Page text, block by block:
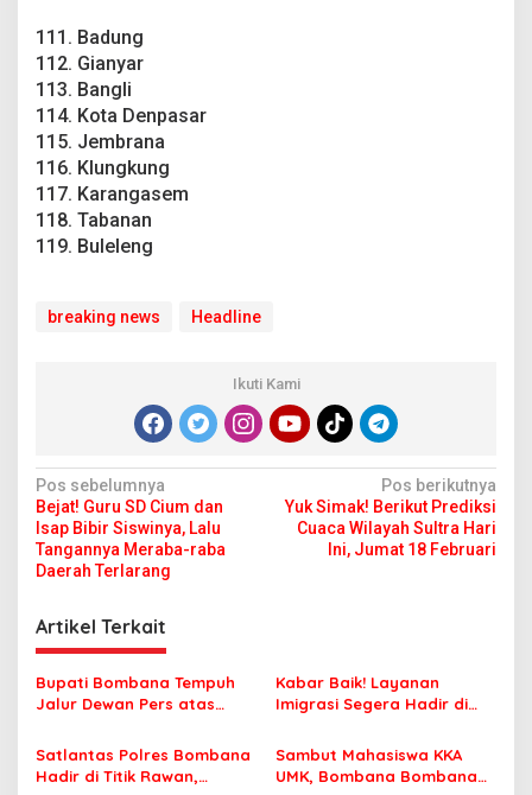
111. Badung
112. Gianyar
113. Bangli
114. Kota Denpasar
115. Jembrana
116. Klungkung
117. Karangasem
118. Tabanan
119. Buleleng
breaking news Headline
Ikuti Kami
N
a
v
i
g
a
s
i
p
Pos sebelumnya
Bejat! Guru SD Cium dan
Isap Bibir Siswinya, Lalu
Tangannya Meraba-raba
Daerah Terlarang
Pos berikutnya
Yuk Simak! Berikut Prediksi
Cuaca Wilayah Sultra Hari
Ini, Jumat 18 Februari
Artikel Terkait
Bupati Bombana Tempuh
Jalur Dewan Pers atas
Korupsi Jembatan Cirauci II
Kabar Baik! Layanan
Imigrasi Segera Hadir di
Perlu Lagi ke Kendari
Satlantas Polres Bombana
Hadir di Titik Rawan,
Sambut Mahasiswa KKA
UMK, Bombana Bombana